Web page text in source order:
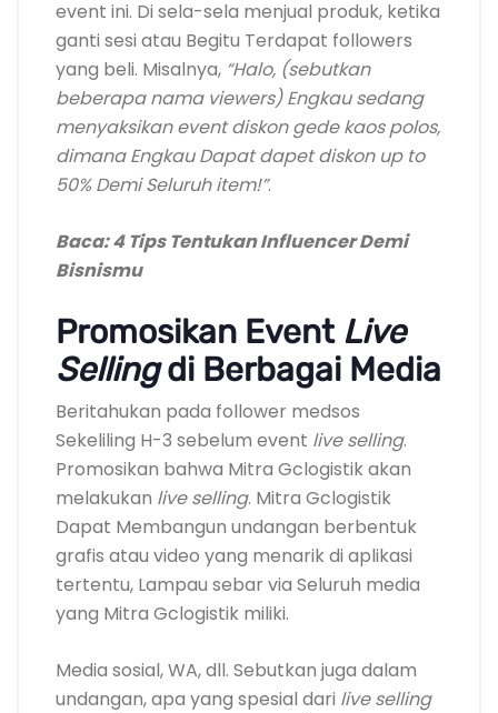
event ini. Di sela-sela menjual produk, ketika
ganti sesi atau Begitu Terdapat followers
yang beli. Misalnya, “Halo, (sebutkan
beberapa nama viewers) Engkau sedang
menyaksikan event diskon gede kaos polos,
dimana Engkau Dapat dapet diskon up to
50% Demi Seluruh item!”.
Baca: 4 Tips Tentukan Influencer Demi
Bisnismu
Promosikan Event Live
Sellingdi Berbagai Media
Beritahukan pada follower medsos
Sekeliling H-3 sebelum event live selling.
Promosikan bahwa Mitra Gclogistik akan
melakukan live selling. Mitra Gclogistik
Dapat Membangun undangan berbentuk
grafis atau video yang menarik di aplikasi
tertentu, Lampau sebar via Seluruh media
yang Mitra Gclogistik miliki.
Media sosial, WA, dll. Sebutkan juga dalam
undangan, apa yang spesial dari live selling